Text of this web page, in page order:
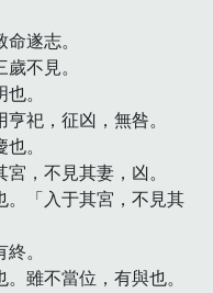
遂志。
不見。
。
祀，征凶，無咎。
。
，不見其妻，凶。
。「入于其宮，不見其
。
雖不當位，有與也。